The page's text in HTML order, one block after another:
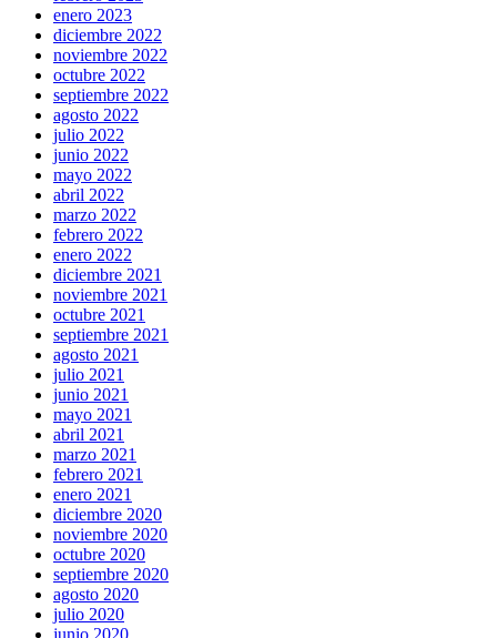
enero 2023
diciembre 2022
noviembre 2022
octubre 2022
septiembre 2022
agosto 2022
julio 2022
junio 2022
mayo 2022
abril 2022
marzo 2022
febrero 2022
enero 2022
diciembre 2021
noviembre 2021
octubre 2021
septiembre 2021
agosto 2021
julio 2021
junio 2021
mayo 2021
abril 2021
marzo 2021
febrero 2021
enero 2021
diciembre 2020
noviembre 2020
octubre 2020
septiembre 2020
agosto 2020
julio 2020